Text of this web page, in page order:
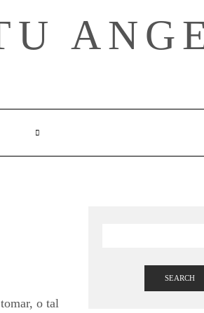
o tal
SEARCH